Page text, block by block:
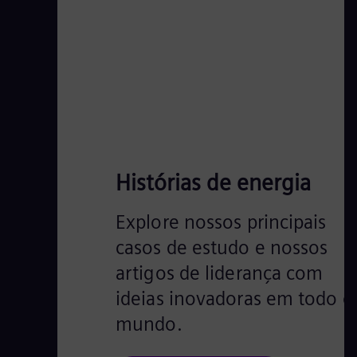
Histórias de energia
Explore nossos principais
casos de estudo e nossos
artigos de liderança com
ideias inovadoras em todo o
mundo.
t
a
i
t